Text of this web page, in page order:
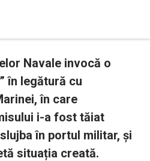
Navale invocă o
în legătură cu
în care
i-a fost tăiat
în portul militar, și
situația creată.